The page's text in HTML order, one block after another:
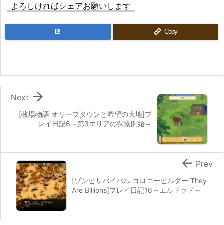
よろしければシェアお願いします
B! Copy
[牧場物語 オリーブタウンと希望の大地]プ
レイ日記6～第3エリアの探索開始～

Next
[ゾンビサバイバル コロニービルダー They
Are Billions]プレイ日記16～エルドラド～
 Prev